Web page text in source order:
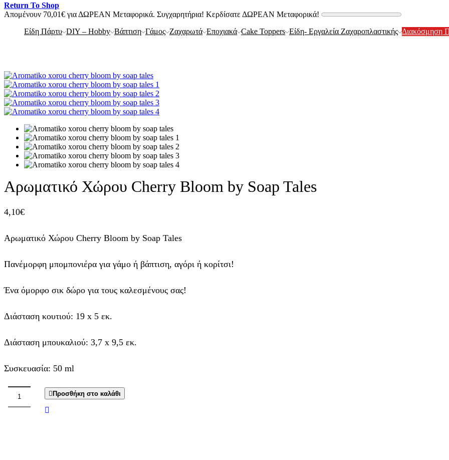
Return To Shop
Απομένουν 70,01€ για ΔΩΡΕΑΝ Μεταφορικά. Συγχαρητήρια! Κερδίσατε ΔΩΡΕΑΝ Μεταφορικά!
Είδη Πάρτυ DIY – Hobby Βάπτιση Γάμος Ζαχαρωτά Εποχιακά Cake Toppers Είδη- Εργαλεία Ζαχαροπλαστικής Διακόσμηση
Αρωματικό Χώρου Cherry Bloom by Soap Tales
4,10€
Αρωματικό Χώρου Cherry Bloom by Soap Tales
Πανέμορφη μπομπονιέρα για γάμο ή βάπτιση, αγόρι ή κορίτσι!
Ένα όμορφο σικ δώρο για τους καλεσμένους σας!
Διάσταση κουτιού: 19 x 5 εκ.
Διάσταση μπουκαλιού: 3,7 x 9,5 εκ.
Συσκευασία: 50 ml
Αρωματικό
Χώρου
Προσθήκη στο καλάθι